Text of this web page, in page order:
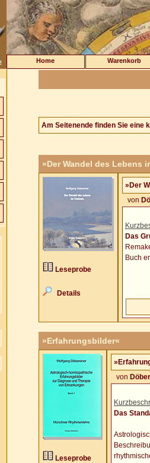
Home Warenkorb
Am Seitenende finden Sie eine
»Der Wandel des Lebens
Leseprobe
Details
»Der
von
Das
Buch
»Erfahrungsbilder«
Leseprobe
von
Das